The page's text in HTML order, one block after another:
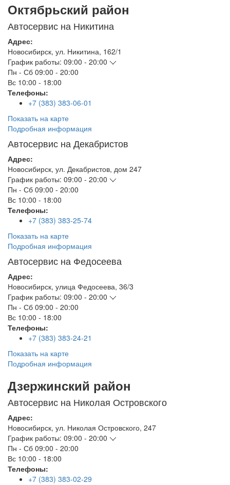
Октябрьский район
Автосервис на Никитина
Адрес:
Новосибирск, ул. Никитина, 162/1
График работы: 09:00 - 20:00
Пн - Сб 09:00 - 20:00
Вс 10:00 - 18:00
Телефоны:
+7 (383) 383-06-01
Показать на карте
Подробная информация
Автосервис на Декабристов
Адрес:
Новосибирск, ул. Декабристов, дом 247
График работы: 09:00 - 20:00
Пн - Сб 09:00 - 20:00
Вс 10:00 - 18:00
Телефоны:
+7 (383) 383-25-74
Показать на карте
Подробная информация
Автосервис на Федосеева
Адрес:
Новосибирск, улица Федосеева, 36/3
График работы: 09:00 - 20:00
Пн - Сб 09:00 - 20:00
Вс 10:00 - 18:00
Телефоны:
+7 (383) 383-24-21
Показать на карте
Подробная информация
Дзержинский район
Автосервис на Николая Островского
Адрес:
Новосибирск, ул. Николая Островского, 247
График работы: 09:00 - 20:00
Пн - Сб 09:00 - 20:00
Вс 10:00 - 18:00
Телефоны:
+7 (383) 383-02-29